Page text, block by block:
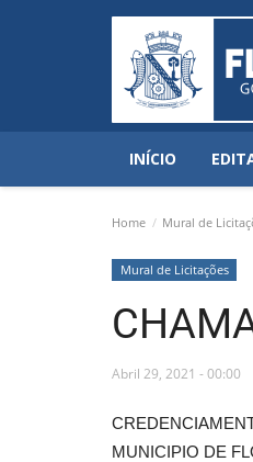
INÍCIO
Home Mural de
Mural de Licitações
Abril 29, 2021 - 00:00
MUNICIPIO DE